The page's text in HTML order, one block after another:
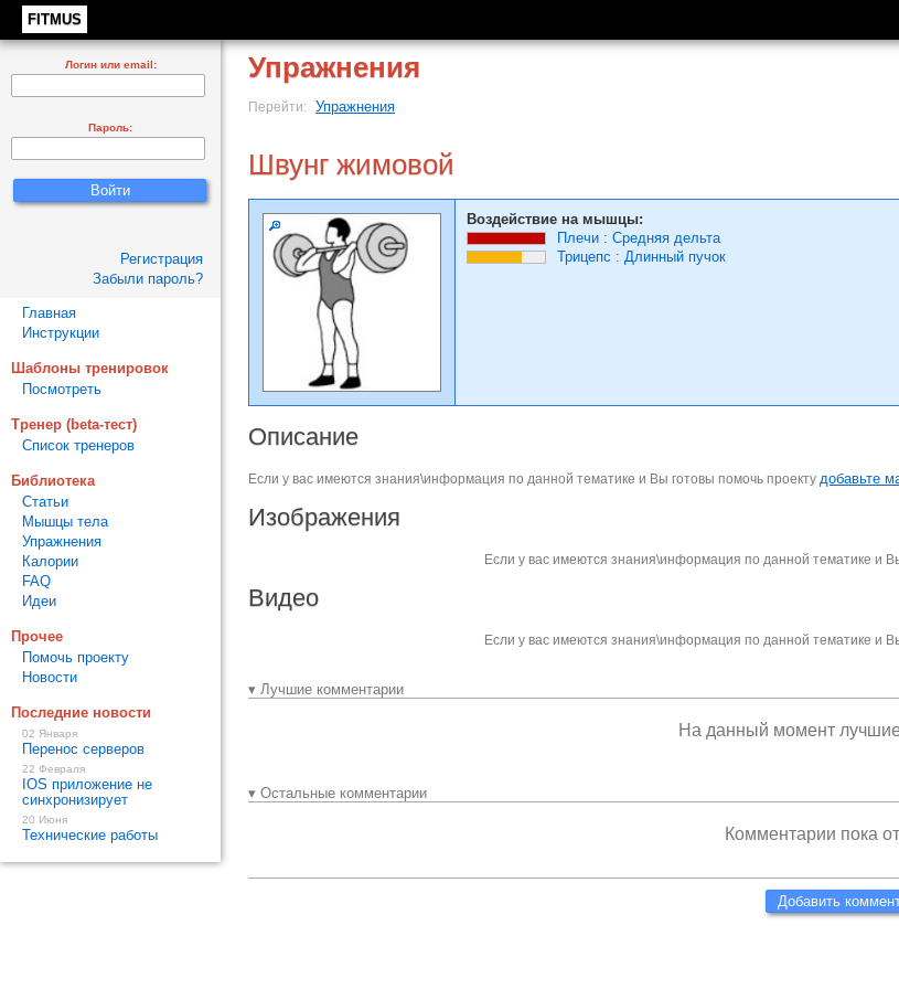
FITMUS
Упражнения
Перейти: Упражнения
Швунг жимовой
Воздействие на мышцы:
Плечи : Средняя дельта
Трицепс : Длинный пучок
Описание
Если у вас имеются знания\информация по данной тематике и Вы готовы помочь проекту добавьте
Изображения
Если у вас имеются знания\информация по данной тематике и
Видео
Если у вас имеются знания\информация по данной тематике и
▾ Лучшие комментарии
На данный момент
▾ Остальные комментарии
Комментарии пока
Добавить
Логин или email:
Пароль:
Регистрация
Забыли пароль?
Главная
Инструкции
Шаблоны тренировок
Посмотреть
Тренер (beta-тест)
Список тренеров
Библиотека
Статьи
Мышцы тела
Упражнения
Калории
FAQ
Идеи
Прочее
Помочь проекту
Новости
Последние новости
02 Января
Перенос серверов
22 Февраля
IOS приложение не
синхронизирует
20 Июня
Технические работы